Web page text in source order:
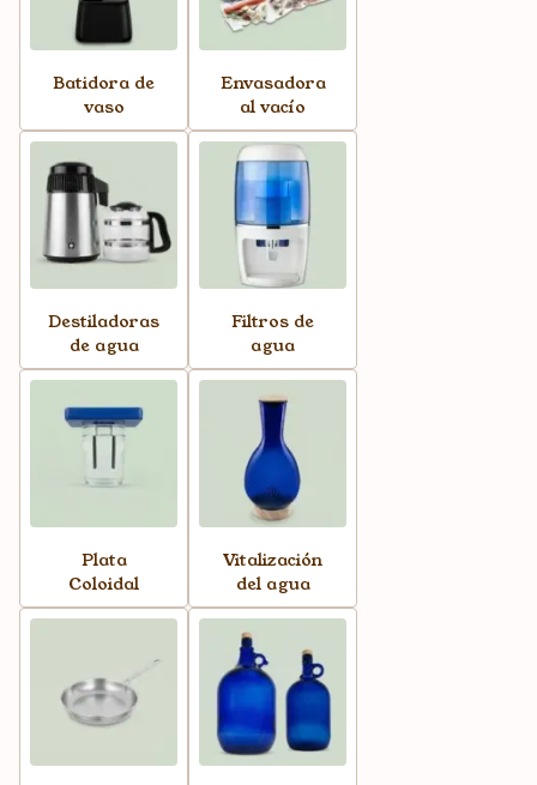
Batidora de
vaso
Envasadora
al vacío
Destiladoras
de agua
Filtros de
agua
Plata
Coloidal
Vitalización
del agua